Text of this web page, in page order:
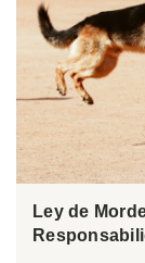
Ley de